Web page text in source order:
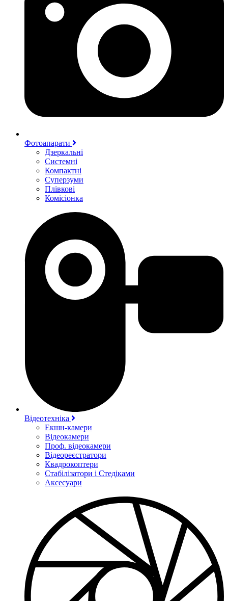
Фотоапарати
Дзеркальні
Системні
Компактні
Суперзуми
Плівкові
Комісіонка
Відеотехніка
Екшн-камери
Відеокамери
Проф. відеокамери
Відеореєстратори
Квадрокоптери
Стабілізатори і Стедіками
Аксесуари